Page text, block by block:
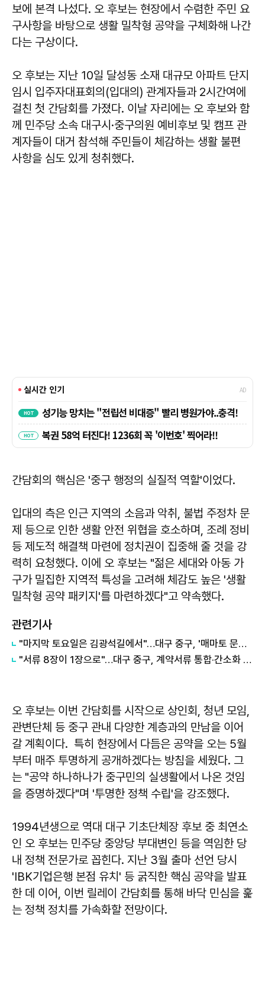
보에 본격 나섰다. 오 후보는 현장에서 수렴한 주민 요
구사항을 바탕으로 생활 밀착형 공약을 구체화해 나간
다는 구상이다.
오 후보는 지난 10일 달성동 소재 대규모 아파트 단지
임시 입주자대표회의(입대의) 관계자들과 2시간여에
걸친 첫 간담회를 가졌다. 이날 자리에는 오 후보와 함
께 민주당 소속 대구시·중구의원 예비후보 및 캠프 관
계자들이 대거 참석해 주민들이 체감하는 생활 불편
사항을 심도 있게 청취했다.
간담회의 핵심은 '중구 행정의 실질적 역할'이었다.
입대의 측은 인근 지역의 소음과 악취, 불법 주정차 문
제 등으로 인한 생활 안전 위협을 호소하며, 조례 정비
등 제도적 해결책 마련에 정치권이 집중해 줄 것을 강
력히 요청했다. 이에 오 후보는 "젊은 세대와 아동 가
구가 밀집한 지역적 특성을 고려해 체감도 높은 '생활
밀착형 공약 패키지'를 마련하겠다"고 약속했다.
관련기사
"마지막 토요일은 김광석길에서"…대구 중구, '매마토 문화공연' 25일 개막
"서류 8장이 1장으로"…대구 중구, 계약서류 통합·간소화 시행
오 후보는 이번 간담회를 시작으로 상인회, 청년 모임,
관변단체 등 중구 관내 다양한 계층과의 만남을 이어
갈 계획이다. 특히 현장에서 다듬은 공약을 오는 5월
부터 매주 투명하게 공개하겠다는 방침을 세웠다. 그
는 "공약 하나하나가 중구민의 실생활에서 나온 것임
을 증명하겠다"며 '투명한 정책 수립'을 강조했다.
1994년생으로 역대 대구 기초단체장 후보 중 최연소
인 오 후보는 민주당 중앙당 부대변인 등을 역임한 당
내 정책 전문가로 꼽힌다. 지난 3월 출마 선언 당시
'IBK기업은행 본점 유치' 등 굵직한 핵심 공약을 발표
한 데 이어, 이번 릴레이 간담회를 통해 바닥 민심을 훑
는 정책 정치를 가속화할 전망이다.